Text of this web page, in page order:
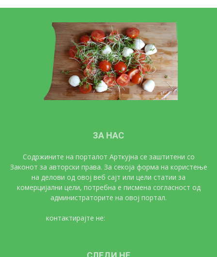
ЗА НАС
Содржините на порталот Арткујна се заштитени со
Законот за авторски права. За секоја форма на користење
на делови од овој веб сајт или цели статии за
комерцијални цели, потребна е писмена согласност од
администраторите на овој портал.
контактирајте не: